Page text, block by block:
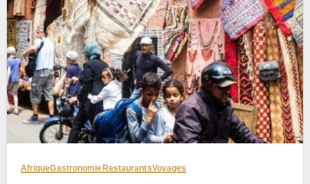
AfriqueGastronomieRestaurantsVoyages